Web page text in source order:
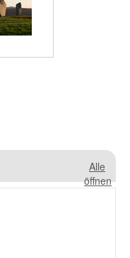
Alle
öffnen